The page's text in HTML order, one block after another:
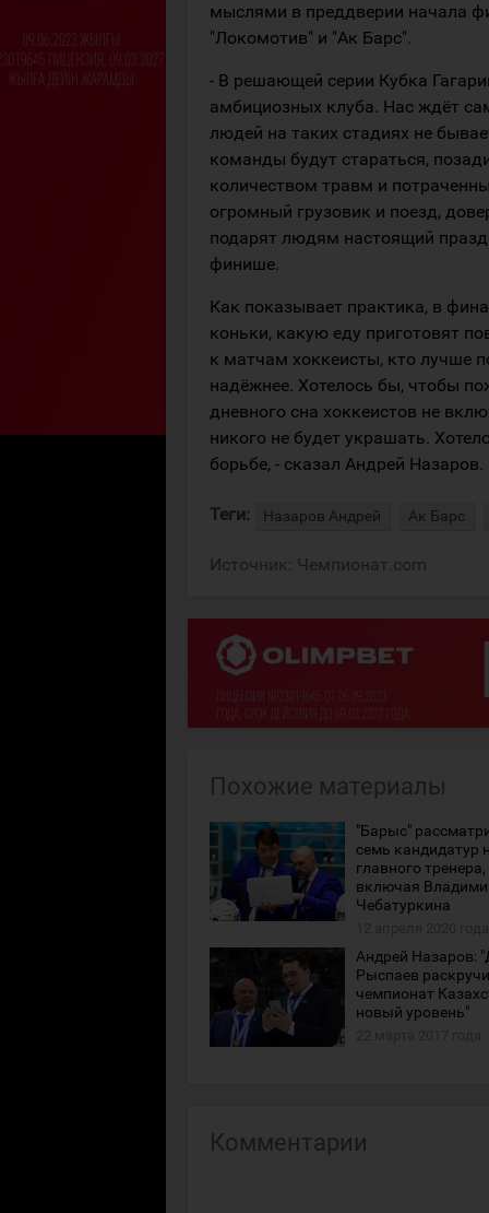
мыслями в преддверии начала
"Локомотив" и "Ак Барс".
- В решающей серии Кубка
амбициозных клуба. Нас ждёт
людей на таких стадиях не
команды будут стараться,
количеством травм и
огромный грузовик и поезд,
подарят людям настоящий
финише.
Как показывает практика, в
коньки, какую еду приготовят
к матчам хоккеисты, кто лучше
надёжнее. Хотелось бы, чтобы
дневного сна хоккеистов не
никого не будет украшать.
борьбе, - сказал Андрей Назаров.
Теги: Назаров Андрей Ак Барс
Источник: Чемпионат.com
Похожие материалы
"Барыс"
семь кандидатур
главного тренера,
включая
Чебатуркина
Андрей Назаров:
Рыспаев
чемпионат
новый уровень"
Комментарии